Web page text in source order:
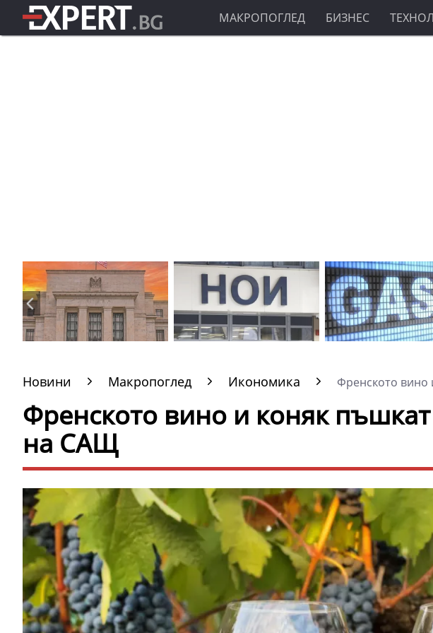
МАКРОПОГЛЕД БИЗНЕС
Новини Макропоглед Икономика Френското вино
Френското вино и коняк
на САЩ